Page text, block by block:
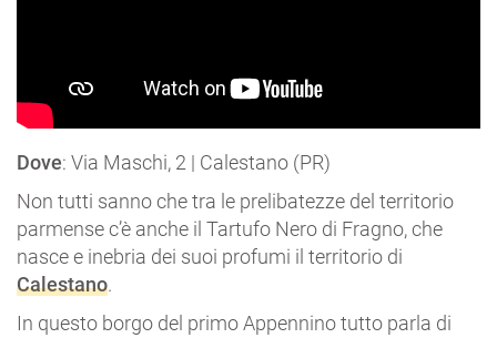
Dove: Via Maschi, 2 | Calestano (PR)
Non tutti sanno che tra le prelibatezze del territorio
parmense c’è anche il Tartufo Nero di Fragno, che
nasce e inebria dei suoi profumi il territorio di
Calestano.
In questo borgo del primo Appennino tutto parla di